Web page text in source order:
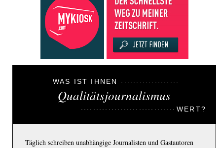
WAS IST IHNEN
Qualitätsjournalismus
WERT?
Täglich schreiben unabhängige Journalisten und Gastautoren